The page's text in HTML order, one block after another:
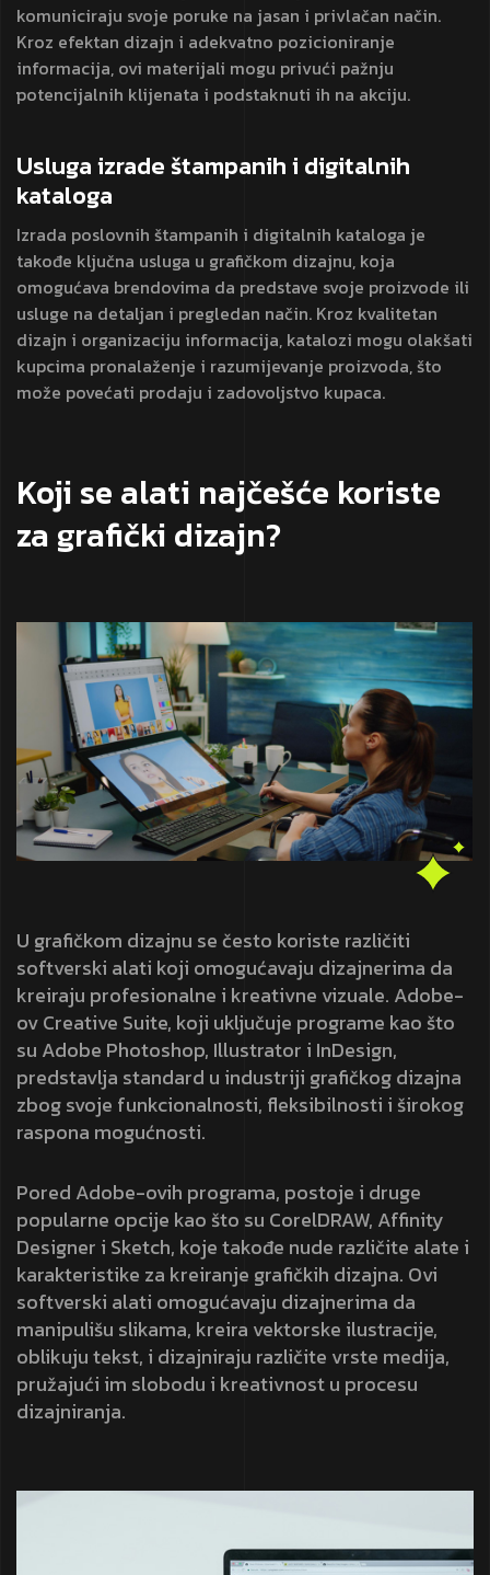
komuniciraju svoje poruke na jasan i privlačan način.
Kroz efektan dizajn i adekvatno pozicioniranje
informacija, ovi materijali mogu privući pažnju
potencijalnih klijenata i podstaknuti ih na akciju.
Usluga izrade štampanih i digitalnih
kataloga
Izrada poslovnih štampanih i digitalnih kataloga je
takođe ključna usluga u grafičkom dizajnu, koja
omogućava brendovima da predstave svoje proizvode ili
usluge na detaljan i pregledan način. Kroz kvalitetan
dizajn i organizaciju informacija, katalozi mogu olakšati
kupcima pronalaženje i razumijevanje proizvoda, što
može povećati prodaju i zadovoljstvo kupaca.
Koji se alati najčešće koriste
za grafički dizajn?
U grafičkom dizajnu se često koriste različiti
softverski alati koji omogućavaju dizajnerima da
kreiraju profesionalne i kreativne vizuale. Adobe-
ov Creative Suite, koji uključuje programe kao što
su Adobe Photoshop, Illustrator i InDesign,
predstavlja standard u industriji grafičkog dizajna
zbog svoje funkcionalnosti, fleksibilnosti i širokog
raspona mogućnosti.
Pored Adobe-ovih programa, postoje i druge
popularne opcije kao što su CorelDRAW, Affinity
Designer i Sketch, koje takođe nude različite alate i
karakteristike za kreiranje grafičkih dizajna. Ovi
softverski alati omogućavaju dizajnerima da
manipulišu slikama, kreira vektorske ilustracije,
oblikuju tekst, i dizajniraju različite vrste medija,
pružajući im slobodu i kreativnost u procesu
dizajniranja.